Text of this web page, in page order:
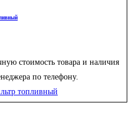
стоимость товара и наличия
по телефону.